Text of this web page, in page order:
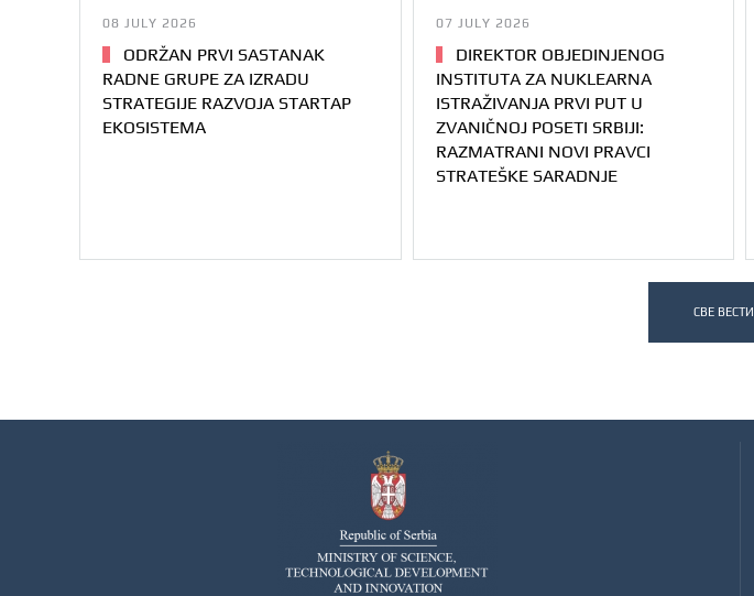
08 JULY 2026
ODRŽAN PRVI SASTANAK
RADNE GRUPE ZA IZRADU
STRATEGIJE RAZVOJA STARTAP
EKOSISTEMA
07 JULY 2026
DIREKTOR OBJEDINJENOG
INSTITUTA ZA NUKLEARNA
ISTRAŽIVANJA PRVI PUT U
ZVANIČNOJ POSETI SRBIJI:
RAZMATRANI NOVI PRAVCI
STRATEŠKE SARADNJE
СВЕ ВЕСТИ